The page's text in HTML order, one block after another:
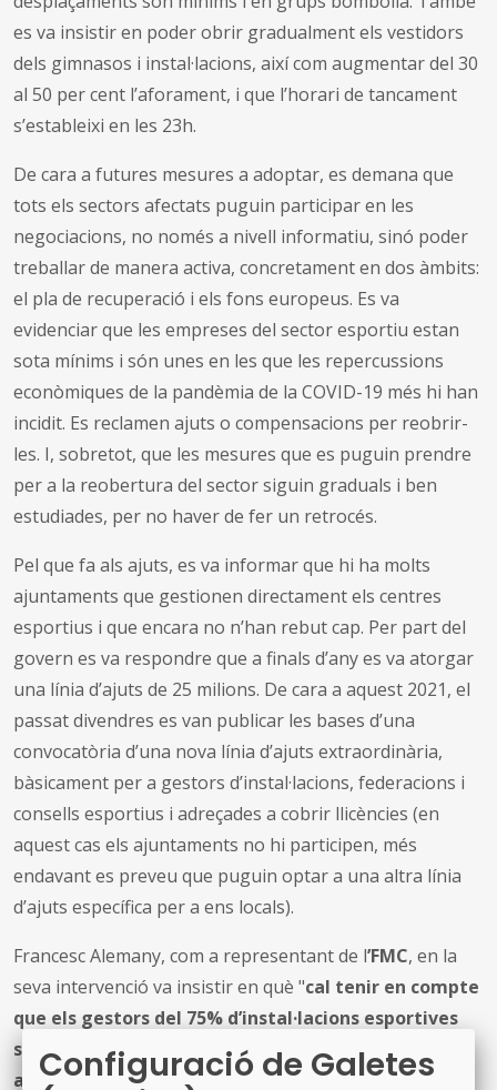
es va insistir en poder obrir gradualment els vestidors
dels gimnasos i instal·lacions, així com augmentar del 30
al 50 per cent l’aforament, i que l’horari de tancament
s’estableixi en les 23h.
De cara a futures mesures a adoptar, es demana que
tots els sectors afectats puguin participar en les
negociacions, no només a nivell informatiu, sinó poder
treballar de manera activa, concretament en dos àmbits:
el pla de recuperació i els fons europeus. Es va
evidenciar que les empreses del sector esportiu estan
sota mínims i són unes en les que les repercussions
econòmiques de la pandèmia de la COVID-19 més hi han
incidit. Es reclamen ajuts o compensacions per reobrir-
les. I, sobretot, que les mesures que es puguin prendre
per a la reobertura del sector siguin graduals i ben
estudiades, per no haver de fer un retrocés.
Pel que fa als ajuts, es va informar que hi ha molts
ajuntaments que gestionen directament els centres
esportius i que encara no n’han rebut cap. Per part del
govern es va respondre que a finals d’any es va atorgar
una línia d’ajuts de 25 milions. De cara a aquest 2021, el
passat divendres es van publicar les bases d’una
convocatòria d’una nova línia d’ajuts extraordinària,
bàsicament per a gestors d’instal·lacions, federacions i
consells esportius i adreçades a cobrir llicències (en
aquest cas els ajuntaments no hi participen, més
endavant es preveu que puguin optar a una altra línia
d’ajuts específica per a ens locals).
Francesc Alemany, com a representant de l’FMC, en la
seva intervenció va insistir en què "cal tenir en compte
que els gestors del 75% d’instal·lacions esportives
som els ajuntaments, i posar en marxa totes
aquestes demandes implica un esforç molt
Configuració de Galetes